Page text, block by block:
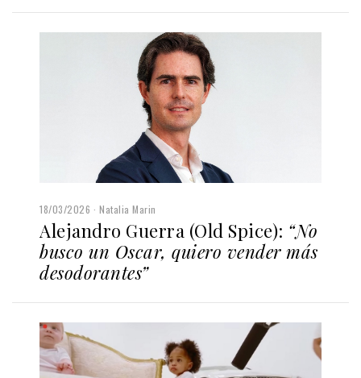
18/03/2026 Natalia Marin
Alejandro Guerra (Old Spice): “No
busco un Oscar, quiero vender más
desodorantes”